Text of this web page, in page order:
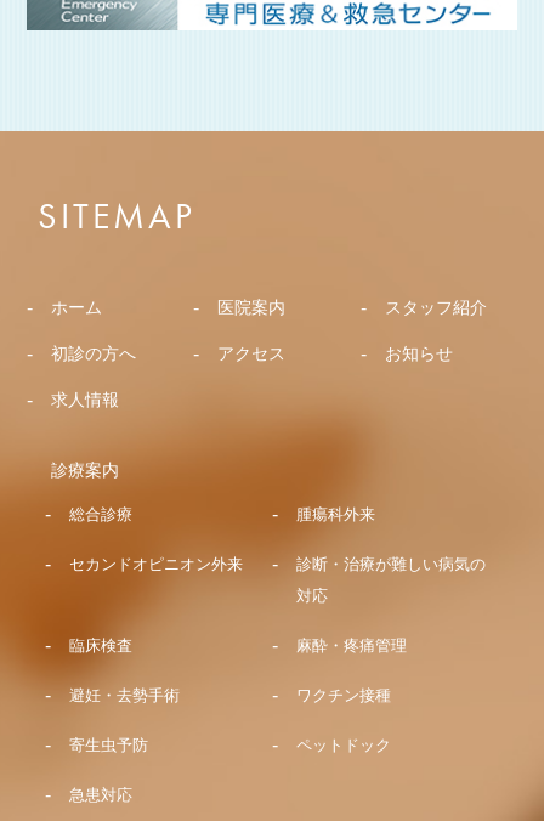
SITEMAP
ホーム 医院案内 スタッフ紹介
初診の方へ アクセス お知らせ
求人情報
診療案内
総合診療 腫瘍科外来
セカンドオピニオン外来
診断・治療が難しい病気の
対応
臨床検査 麻酔・疼痛管理
避妊・去勢手術 ワクチン接種
寄生虫予防 ペットドック
急患対応